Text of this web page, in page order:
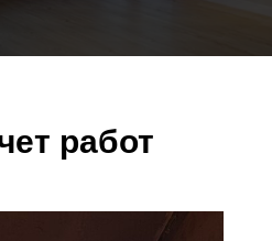
работ